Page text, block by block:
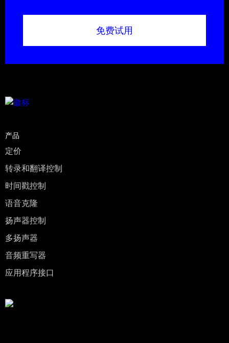
免费试用
产品
定价
转录和翻译控制
时间戳控制
语音克隆
扬声器控制
多扬声器
音频重写器
应用程序接口